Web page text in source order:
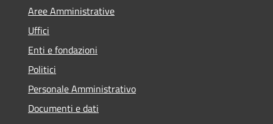
Aree Amministrative
Uffici
Enti e fondazioni
Politici
Personale Amministrativo
Documenti e dati